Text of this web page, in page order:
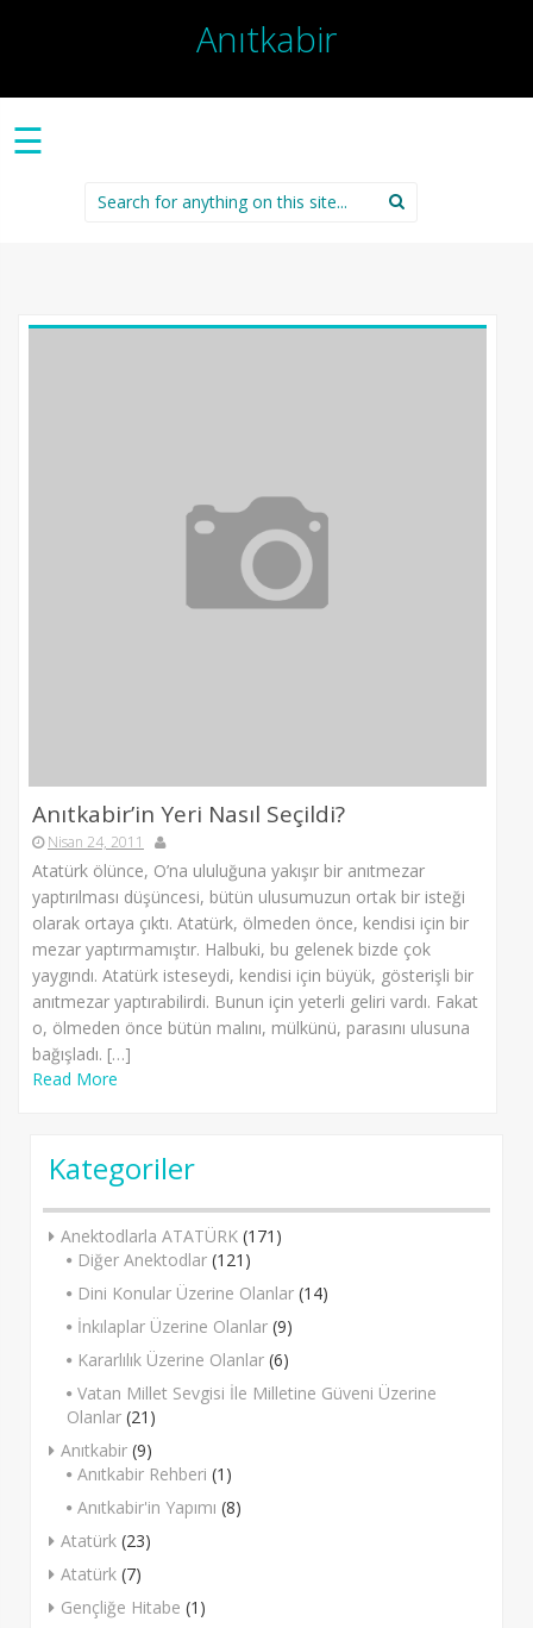
Anıtkabir
☰
Search
for:
Anıtkabir’in Yeri Nasıl Seçildi?
Nisan 24, 2011
Atatürk ölünce, O’na ululuğuna yakışır bir anıtmezar
yaptırılması düşüncesi, bütün ulusumuzun ortak bir isteği
olarak ortaya çıktı. Atatürk, ölmeden önce, kendisi için bir
mezar yaptırmamıştır. Halbuki, bu gelenek bizde çok
yaygındı. Atatürk isteseydi, kendisi için büyük, gösterişli bir
anıtmezar yaptırabilirdi. Bunun için yeterli geliri vardı. Fakat
o, ölmeden önce bütün malını, mülkünü, parasını ulusuna
bağışladı. […]
Read More
Kategoriler
Anektodlarla ATATÜRK (171)
Diğer Anektodlar (121)
Dini Konular Üzerine Olanlar (14)
İnkılaplar Üzerine Olanlar (9)
Kararlılık Üzerine Olanlar (6)
Vatan Millet Sevgisi İle Milletine Güveni Üzerine
Olanlar (21)
Anıtkabir (9)
Anıtkabir Rehberi (1)
Anıtkabir'in Yapımı (8)
Atatürk (23)
Atatürk (7)
Gençliğe Hitabe (1)